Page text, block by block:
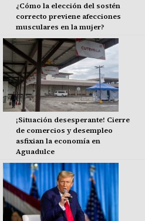
¿Cómo la elección del sostén
correcto previene afecciones
musculares en la mujer?
¡Situación desesperante! Cierre
de comercios y desempleo
asfixian la economía en
Aguadulce